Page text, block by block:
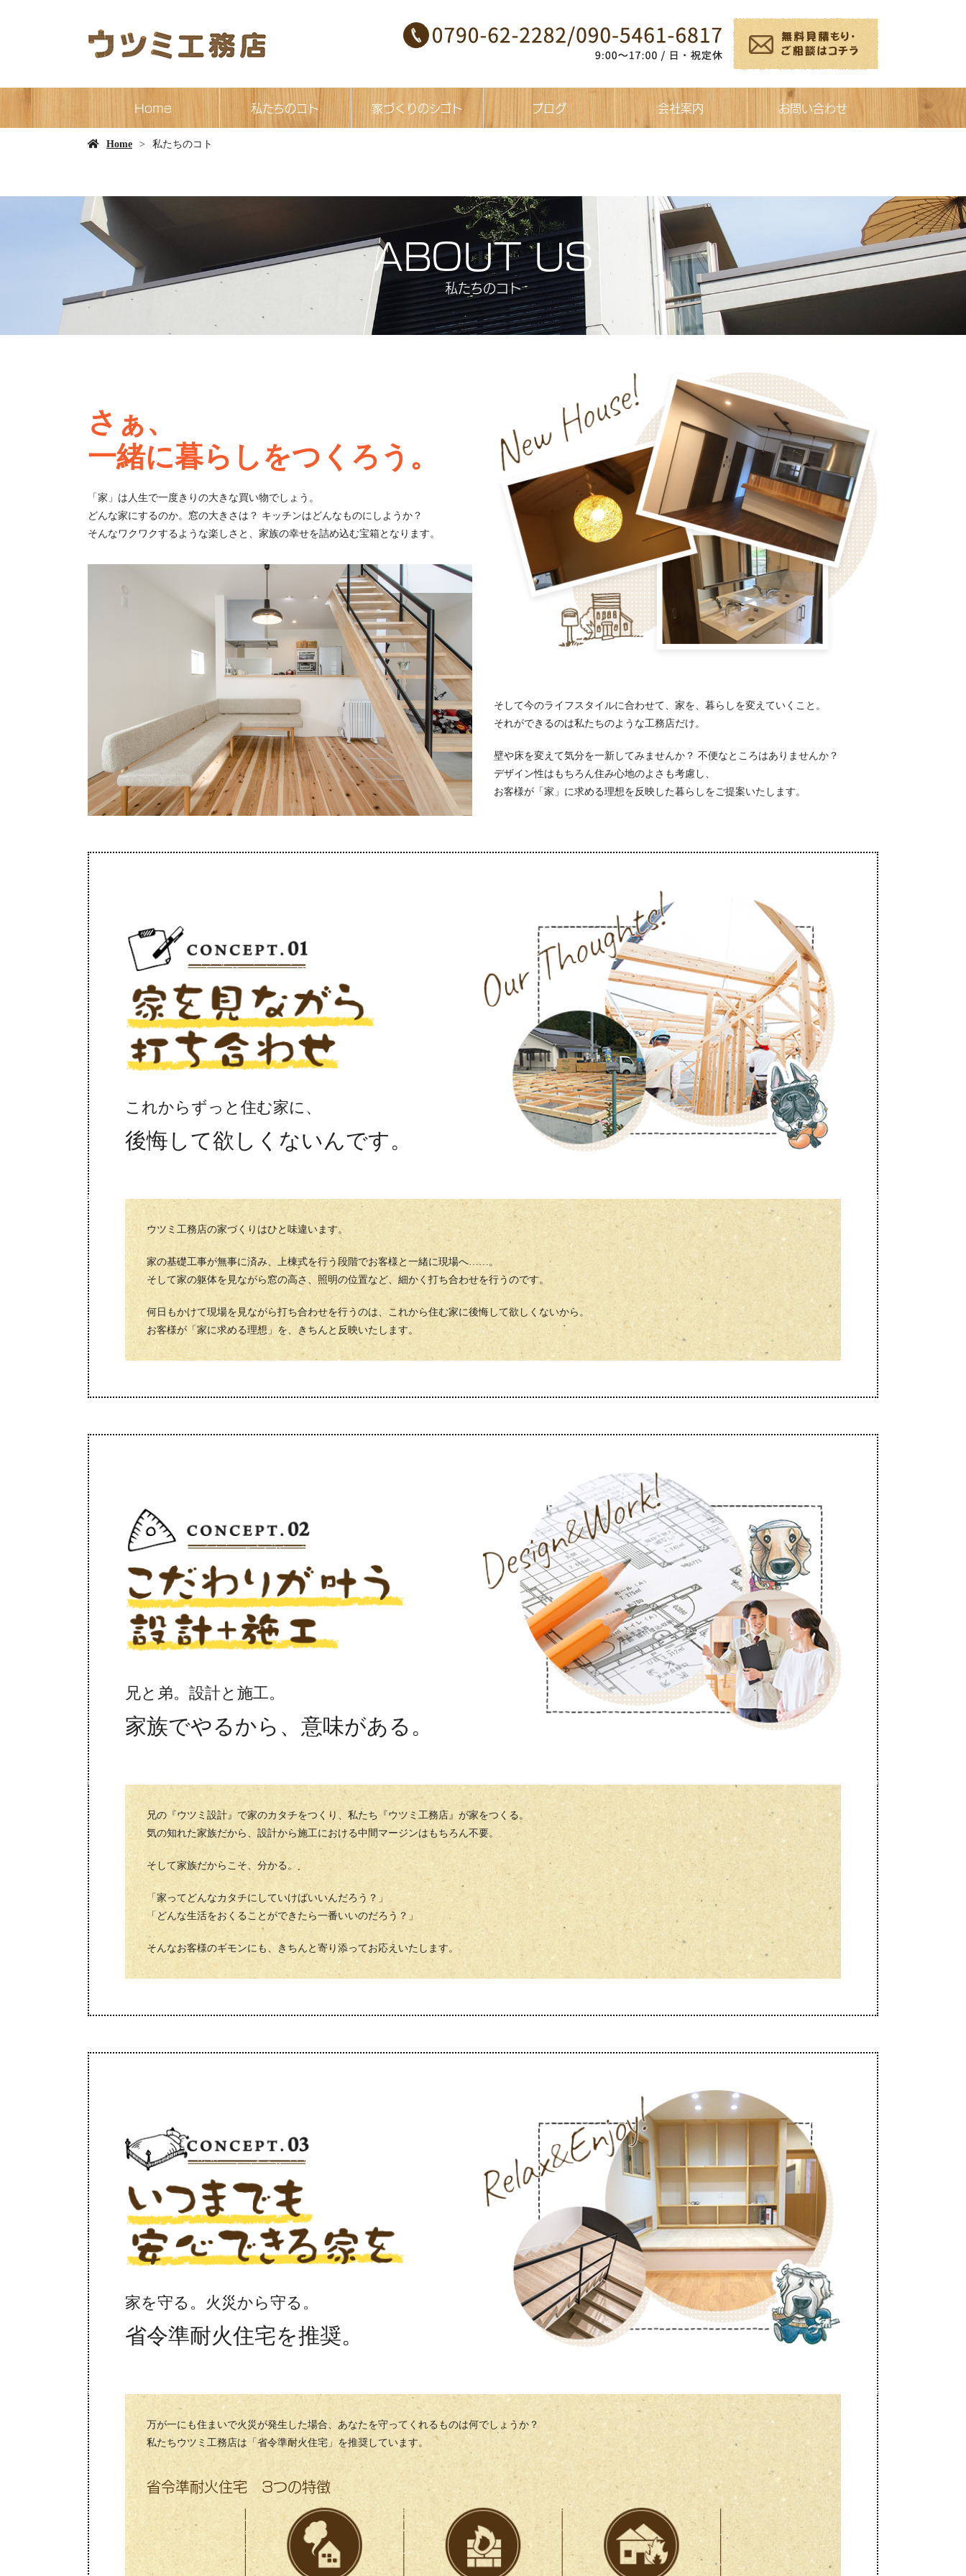
私たちのコト
Home 私たちのコト 家づくりのシゴト ブログ 会社案内 お問い合わせ
Home 私たちのコト
ABOUT US
私たちのコト
さぁ、
一緒に暮らしをつくろう。
「家」は人生で一度きりの大きな買い物でしょう。
どんな家にするのか。窓の大きさは？ キッチンはどんなものにしようか？
そんなワクワクするような楽しさと、家族の幸せを詰め込む宝箱となります。
そして今のライフスタイルに合わせて、家を、暮らしを変えていくこと。
それができるのは私たちのような工務店だけ。
壁や床を変えて気分を一新してみませんか？ 不便なところはありませんか？
デザイン性はもちろん住み心地のよさも考慮し、
お客様が「家」に求める理想を反映した暮らしをご提案いたします。
これからずっと住む家に、
後悔して欲しくないんです。
ウツミ工務店の家づくりはひと味違います。
家の基礎工事が無事に済み、上棟式を行う段階でお客様と一緒に現場へ……。
そして家の躯体を見ながら窓の高さ、照明の位置など、細かく打ち合わせを行うのです。
何日もかけて現場を見ながら打ち合わせを行うのは、これから住む家に後悔して欲しくないから。
お客様が「家に求める理想」を、きちんと反映いたします。
兄と弟。設計と施工。
家族でやるから、意味がある。
兄の『ウツミ設計』で家のカタチをつくり、私たち『ウツミ工務店』が家をつくる。
気の知れた家族だから、設計から施工における中間マージンはもちろん不要。
そして家族だからこそ、分かる。
「家ってどんなカタチにしていけばいいんだろう？」
「どんな生活をおくることができたら一番いいのだろう？」
そんなお客様のギモンにも、きちんと寄り添ってお応えいたします。
家を守る。火災から守る。
省令準耐火住宅を推奨。
万が一にも住まいで火災が発生した場合、あなたを守ってくれるものは何でしょうか？
私たちウツミ工務店は「省令準耐火住宅」を推奨しています。
省令準耐火住宅 3つの特徴